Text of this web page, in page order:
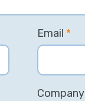
Email *
Company